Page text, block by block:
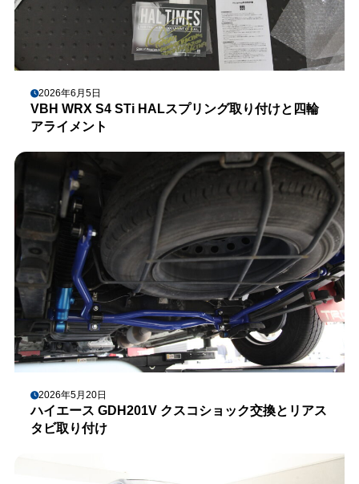
2026年6月5日
VBH WRX S4 STi HALスプリング取り付けと四輪
アライメント
2026年5月20日
ハイエース GDH201V クスコショック交換とリアス
タビ取り付け